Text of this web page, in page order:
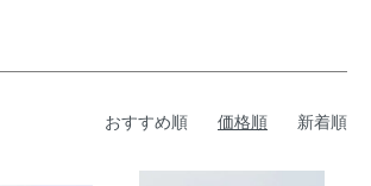
おすすめ順 価格順 新着順